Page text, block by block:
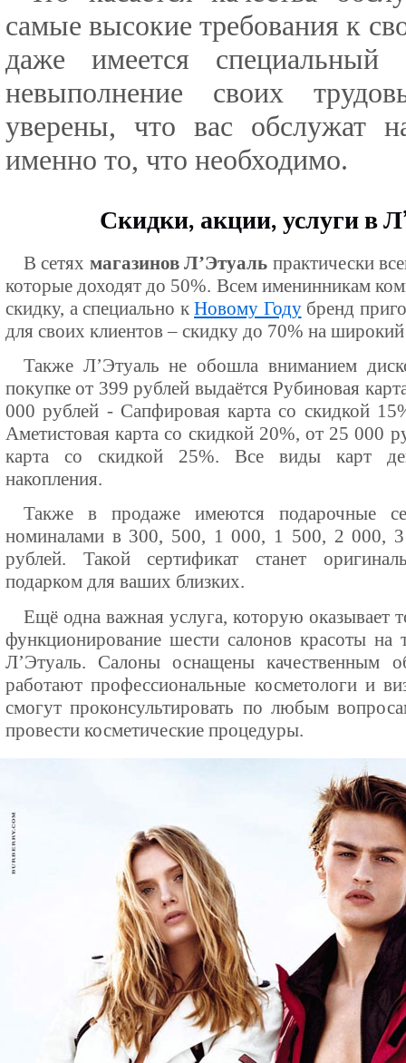
самые высокие требования к
даже имеется специальный
невыполнение своих
уверены, что вас обслужат
именно то, что необходимо.
Скидки, акции, услуги в
В сетях магазинов Л’Этуаль практически
которые доходят до 50%. Всем именинникам
скидку, а специально к Новому Годубренд
для своих клиентов – скидку до 70% на
Также Л’Этуаль не обошла вниманием
покупке от 399 рублей выдаётся Рубиновая
000 рублей - Сапфировая карта со скидкой
Аметистовая карта со скидкой 20%, от 25 000
карта со скидкой 25%. Все виды карт
накопления.
Также в продаже имеются подарочные
номиналами в 300, 500, 1 000, 1 500, 2 000,
рублей. Такой сертификат станет
подарком для ваших близких.
Ещё одна важная услуга, которую оказывает
функционирование шести салонов красоты на
Л’Этуаль. Салоны оснащены качественным
работают профессиональные косметологи и
смогут проконсультировать по любым
провести косметические процедуры.